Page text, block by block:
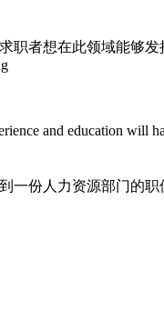
职者想在此领域能够
and education will
份人力资源部门的